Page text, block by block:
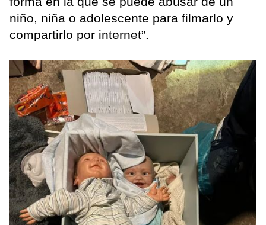
niño, niña o adolescente para filmarlo y
compartirlo por internet”.